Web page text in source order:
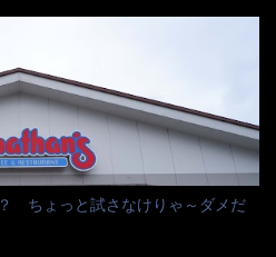
せて調味油を入れて完成です。 ど
ザイン賞じゃない！？ 笑 マルタ
めんは、ノンフライ・ノンスチー
い風味のストレートめんです。 豚
ニクを加えた辛さとコクが凝縮さ
調味油に赤ラー油とごま油を使用
たせています。 調味油をスープ
小分けにしているようで、パック
乗り具合に結構な差が出てい
ているのを、しっかり確認し買う
分け量にも若干有り差がでてるだ
て食べてみると・・・結構美味し
ソースとマカロニの絡まった食
ーのカレー用のスプーンを使って
ちょっと試さなけりゃ～ダメだ